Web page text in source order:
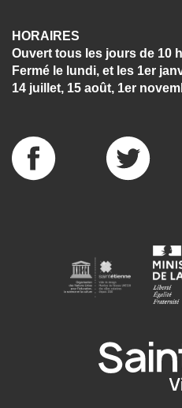
HORAIRES
Ouvert tous les jours de 10
Fermé le lundi, et les 1er
14 juillet, 15 août, 1er